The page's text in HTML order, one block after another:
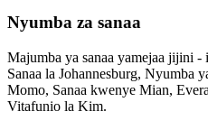
Nyumba za sanaa
Majumba ya sanaa yamejaa jijini -
Sanaa la Johannesburg, Nyumba
Momo, Sanaa kwenye Mian,
Vitafunio la Kim.